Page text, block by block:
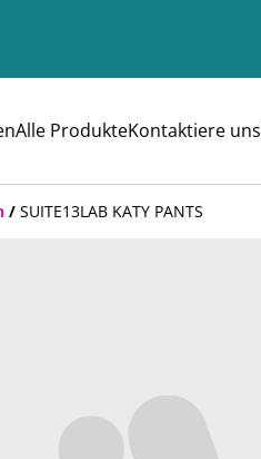
Alle ProdukteKontaktiere uns
/ SUITE13LAB KATY PANTS